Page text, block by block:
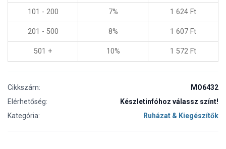
101 - 200 7% 1 624 Ft
201 - 500 8% 1 607 Ft
501 + 10% 1 572 Ft
Cikkszám:
MO6432
Elérhetőség:
Készletinfóhoz válassz színt!
Kategória:
Ruházat & Kiegészítők